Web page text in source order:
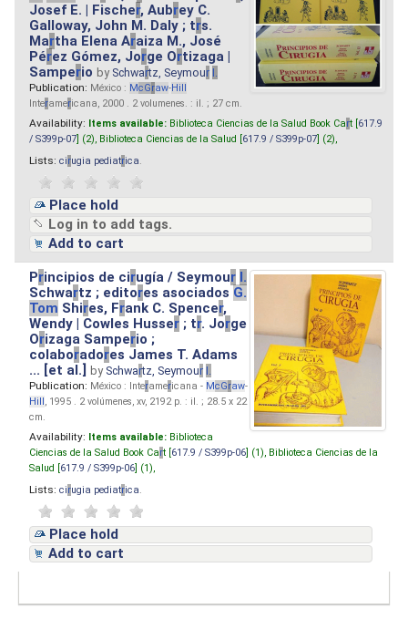
Josef E. | Fischer, Aubrey C.
Galloway, John M. Daly ; trs.
Martha Elena Araiza M., José
Pérez Gómez, Jorge Ortizaga |
Samperio by Schwartz, Seymour I.
Publication: México : McGraw-Hill
Interamericana, 2000 . 2 volumenes. : il. ; 27 cm.
Availability: Items available: Biblioteca Ciencias de la Salud Book Cart [ 617.9
/ S399p-07 ] (2), Biblioteca Ciencias de la Salud [ 617.9 / S399p-07 ] (2),
Lists: cirugia pediatrica
Place hold
Log in to add tags.
Add to cart
Principios de cirugía / Seymour I.
Schwartz ; editores asociados G.
Tom Shires, Frank C. Spencer,
Wendy | Cowles Husser ; tr. Jorge
Orizaga Samperio ;
colaboradores James T. Adams
... [et al.]by Schwartz, Seymour I.
Publication: México : Interamericana - McGraw-
Hill, 1995 . 2 volúmenes, xv, 2192 p. : il. ; 28.5 x 22
cm.
Availability: Items available: Biblioteca
Ciencias de la Salud Book Cart [ 617.9 / S399p-06 ] (1), Biblioteca Ciencias de la
Salud [ 617.9 / S399p-06 ] (1),
Lists: cirugia pediatrica
Place hold
Add to cart